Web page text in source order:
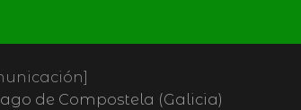
de Compostela (Galicia)